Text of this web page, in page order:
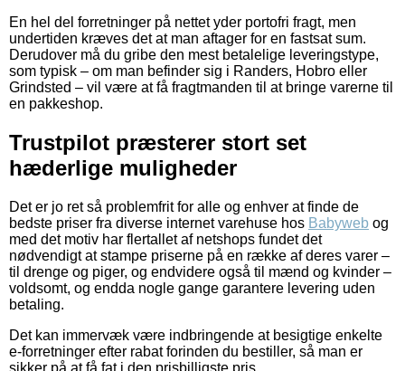
En hel del forretninger på nettet yder portofri fragt, men
undertiden kræves det at man aftager for en fastsat sum.
Derudover må du gribe den mest betalelige leveringstype,
som typisk – om man befinder sig i Randers, Hobro eller
Grindsted – vil være at få fragtmanden til at bringe varerne til
en pakkeshop.
Trustpilot præsterer stort set
hæderlige muligheder
Det er jo ret så problemfrit for alle og enhver at finde de
bedste priser fra diverse internet varehuse hos Babyweb og
med det motiv har flertallet af netshops fundet det
nødvendigt at stampe priserne på en række af deres varer –
til drenge og piger, og endvidere også til mænd og kvinder –
voldsomt, og endda nogle gange garantere levering uden
betaling.
Det kan immervæk være indbringende at besigtige enkelte
e-forretninger efter rabat forinden du bestiller, så man er
sikker på at få fat i den prisbilligste pris.